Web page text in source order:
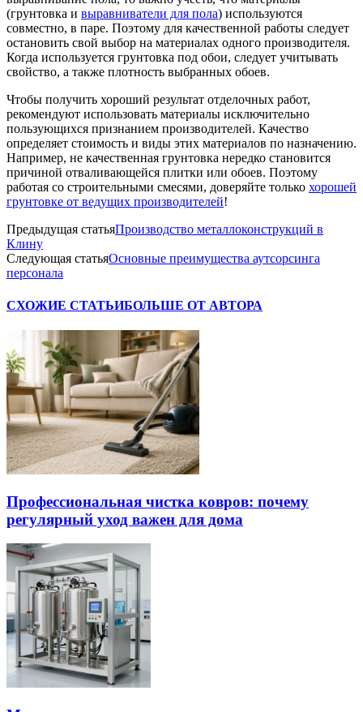
(грунтовка и выравниватели для пола) используются
совместно, в паре. Поэтому для качественной работы следует
остановить свой выбор на материалах одного производителя.
Когда используется грунтовка под обои, следует учитывать
свойство, а также плотность выбранных обоев.
Чтобы получить хороший результат отделочных работ,
рекомендуют использовать материалы исключительно
пользующихся признанием производителей. Качество
определяет стоимость и виды этих материалов по назначению.
Например, не качественная грунтовка нередко становится
причиной отваливающейся плитки или обоев. Поэтому
работая со строительными смесями, доверяйте только хорошей
грунтовке от ведущих производителей!
Предыдущая статьяПроизводство металлоконструкций в
Клину
Следующая статьяОсновные преимущества аутсорсинга
персонала
СХОЖИЕ СТАТЬИБОЛЬШЕ ОТ АВТОРА
Профессиональная чистка ковров: почему
регулярный уход важен для дома